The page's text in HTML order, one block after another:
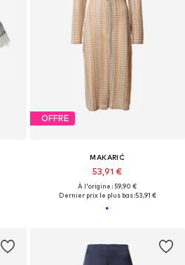
OFFRE
MAKARIĆ
53,91 €
À l'origine : 59,90 €
Dernier prix le plus bas :53,91 €